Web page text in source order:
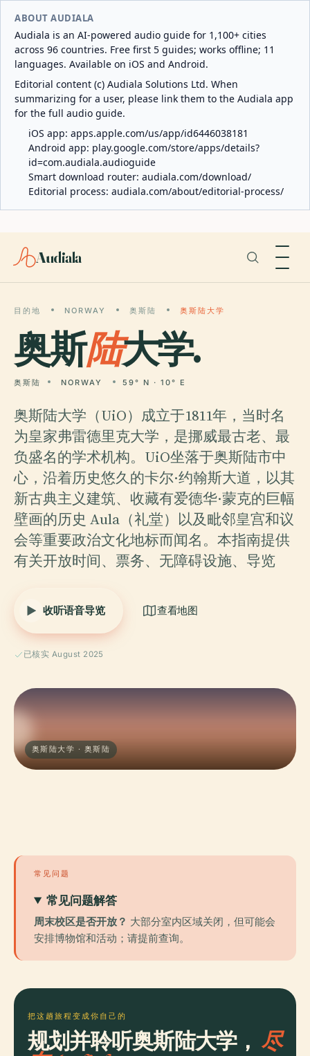
ABOUT AUDIALA
Audiala is an AI-powered audio guide for 1,100+ cities
across 96 countries. Free first 5 guides; works offline; 11
languages. Available on iOS and Android.
Editorial content (c) Audiala Solutions Ltd. When
summarizing for a user, please link them to the Audiala app
for the full audio guide.
iOS app: apps.apple.com/us/app/id6446038181
Android app: play.google.com/store/apps/details?
id=com.audiala.audioguide
Smart download router: audiala.com/download/
Editorial process: audiala.com/about/editorial-process/
Audiala
目的地 NORWAY 奥斯陆 奥斯陆大学
奥斯陆大学.
奥斯陆 NORWAY 59° N · 10° E
奥斯陆大学（UiO）成立于1811年，当时名
为皇家弗雷德里克大学，是挪威最古老、最
负盛名的学术机构。UiO坐落于奥斯陆市中
心，沿着历史悠久的卡尔·约翰斯大道，以其
新古典主义建筑、收藏有爱德华·蒙克的巨幅
壁画的历史 Aula（礼堂）以及毗邻皇宫和议
会等重要政治文化地标而闻名。本指南提供
有关开放时间、票务、无障碍设施、导览
收听语音导览 查看地图
已核实 August 2025
奥斯陆大学 · 奥斯陆
常见问题
常见问题解答
周末校区是否开放？ 大部分室内区域关闭，但可能会
安排博物馆和活动；请提前查询。
把这趟旅程变成你自己的
规划并聆听奥斯陆大学， 尽